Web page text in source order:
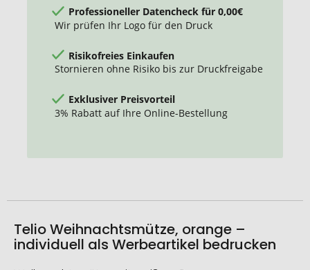
Professioneller Datencheck für 0,00€
Wir prüfen Ihr Logo für den Druck
Risikofreies Einkaufen
Stornieren ohne Risiko bis zur Druckfreigabe
Exklusiver Preisvorteil
3% Rabatt auf Ihre Online-Bestellung
Telio Weihnachtsmütze, orange –
individuell als Werbeartikel bedrucken